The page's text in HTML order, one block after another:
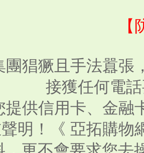
團猖獗且手法囂張
接獲任何電
提供信用卡、金融
明！《 亞拓購物